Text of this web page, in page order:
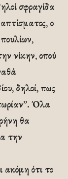
σφραγίδα
ο
νίκην, οπού
δηλοί, πως
Όλα
θα
την
ακόμη ότι το